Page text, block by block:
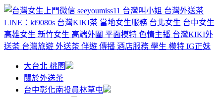
大台北 桃園
關於外送茶
台中彰化南投員林草屯